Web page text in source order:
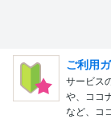
ご利用
サービス
や、ココ
など、コ